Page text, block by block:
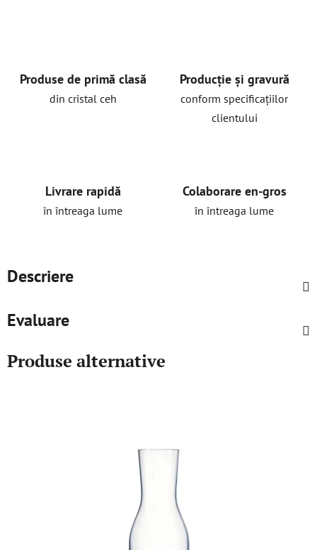
Produse de primă clasă
din cristal ceh
Producție și gravură
conform specificațiilor
clientului
Livrare rapidă
în întreaga lume
Colaborare en-gros
în întreaga lume
Descriere
Evaluare
Produse alternative